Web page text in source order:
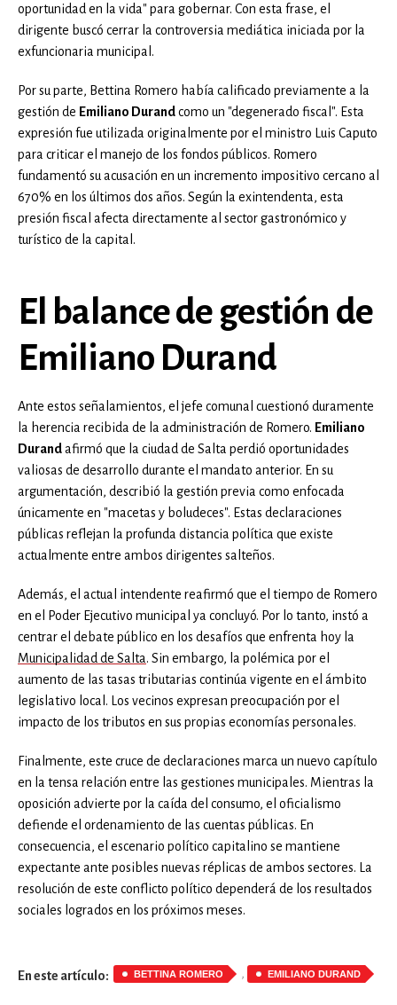
oportunidad en la vida" para gobernar. Con esta frase, el
dirigente buscó cerrar la controversia mediática iniciada por la
exfuncionaria municipal.
Por su parte, Bettina Romero había calificado previamente a la
gestión de Emiliano Durandcomo un "degenerado fiscal". Esta
expresión fue utilizada originalmente por el ministro Luis Caputo
para criticar el manejo de los fondos públicos. Romero
fundamentó su acusación en un incremento impositivo cercano al
670% en los últimos dos años. Según la exintendenta, esta
presión fiscal afecta directamente al sector gastronómico y
turístico de la capital.
El balance de gestión de
Emiliano Durand
Ante estos señalamientos, el jefe comunal cuestionó duramente
la herencia recibida de la administración de Romero. Emiliano
Durandafirmó que la ciudad de Salta perdió oportunidades
valiosas de desarrollo durante el mandato anterior. En su
argumentación, describió la gestión previa como enfocada
únicamente en "macetas y boludeces". Estas declaraciones
públicas reflejan la profunda distancia política que existe
actualmente entre ambos dirigentes salteños.
Además, el actual intendente reafirmó que el tiempo de Romero
en el Poder Ejecutivo municipal ya concluyó. Por lo tanto, instó a
centrar el debate público en los desafíos que enfrenta hoy la
Municipalidad de Salta. Sin embargo, la polémica por el
aumento de las tasas tributarias continúa vigente en el ámbito
legislativo local. Los vecinos expresan preocupación por el
impacto de los tributos en sus propias economías personales.
Finalmente, este cruce de declaraciones marca un nuevo capítulo
en la tensa relación entre las gestiones municipales. Mientras la
oposición advierte por la caída del consumo, el oficialismo
defiende el ordenamiento de las cuentas públicas. En
consecuencia, el escenario político capitalino se mantiene
expectante ante posibles nuevas réplicas de ambos sectores. La
resolución de este conflicto político dependerá de los resultados
sociales logrados en los próximos meses.
En este artículo: BETTINA ROMERO , EMILIANO DURAND